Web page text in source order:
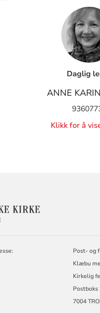
Daglig
ANNE
Klikk for å
Post- og
Klæbu
Kirkelig
Postboks
7004